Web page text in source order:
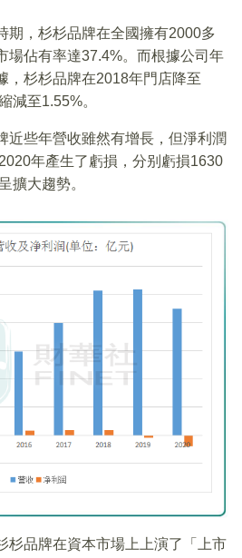
期，杉杉品牌在全國擁有2000多
場佔有率達37.4%。而根據公司年
，杉杉品牌在2018年門店降至
減至1.55%。
近些年營收雖然有增長，但淨利潤
年產生了虧損，分别虧損1630
擴大趨勢。
杉品牌在資本市場上上演了「上市